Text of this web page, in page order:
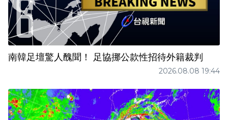
南韓足壇驚人醜聞！ 足協挪公款性招待外籍裁判
2026.08.08 19:44